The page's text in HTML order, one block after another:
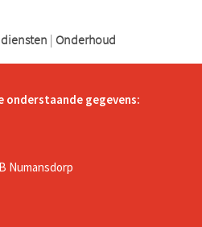
diensten | Onderhoud
onderstaande gegevens:
Numansdorp